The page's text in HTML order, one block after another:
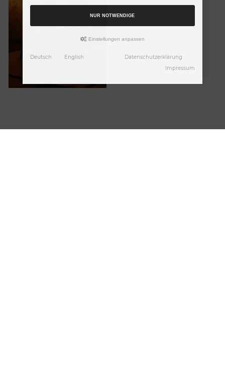
NUR NOTWENDIGE
Einstellungen anpassen
Deutsch English
Datenschutzerklärung
Impressum